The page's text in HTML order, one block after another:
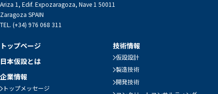
Ariza 1, Edif. Expozaragoza, Nave 1 50011
Zaragoza SPAIN
TEL. (+34) 976 068 311
トップページ
日本仮設とは
企業情報
トップメッセージ
技術情報
仮設設計
製造技術
開発技術